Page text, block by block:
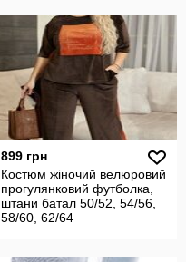
899 грн
Костюм жіночий велюровий
прогулянковий футболка,
штани батал 50/52, 54/56,
58/60, 62/64